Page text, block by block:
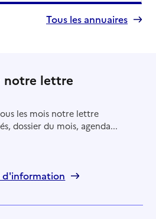
Tous les annuaires
notre lettre
les mois notre lettre
dossier du mois, agenda...
d'information